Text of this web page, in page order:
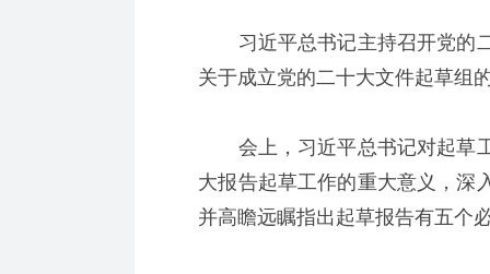
习近平总书记主持召开党的二
关于成立党的二十大文件起草组
会上，习近平总书记对起草工
大报告起草工作的重大意义，深
并高瞻远瞩指出起草报告有五